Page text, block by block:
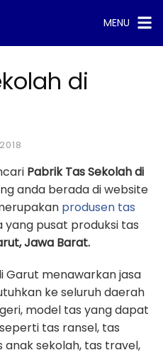
MENU
di
Pabrik Tas Sekolah di
anda berada di website
produsen tas
pusat produksi tas
Jawa Barat.
Garut menawarkan jasa
ke seluruh daerah
model tas yang dapat
tas ransel, tas
sekolah, tas travel,